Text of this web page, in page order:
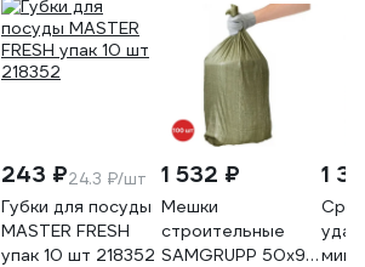
243 ₽24.3 ₽/шт
Губки для посуды
MASTER FRESH
упак 10 шт 218352
1 532 ₽
Мешки
строительные
SAMGRUPP 50x90
1